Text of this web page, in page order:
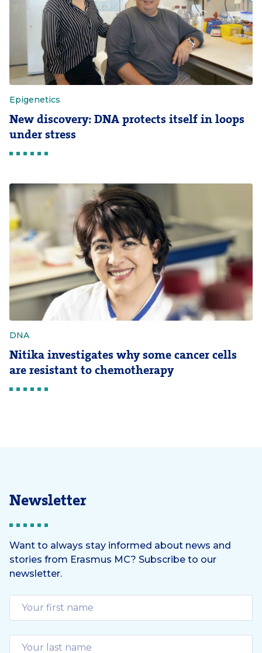
Epigenetics
New discovery: DNA protects itself in loops
under stress
DNA
Nitika investigates why some cancer cells
are resistant to chemotherapy
Newsletter
Want to always stay informed about news and
stories from Erasmus MC? Subscribe to our
newsletter.